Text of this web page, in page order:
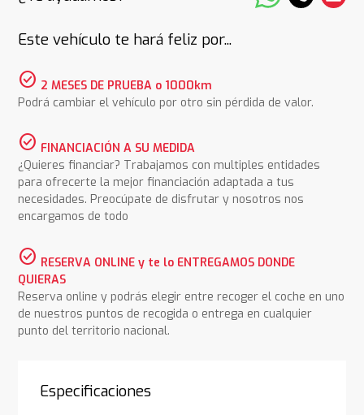
Este vehículo te hará feliz por...
check_circle 2 MESES DE PRUEBA o 1000km
Podrá cambiar el vehículo por otro sin pérdida de valor.
check_circle FINANCIACIÓN A SU MEDIDA
¿Quieres financiar? Trabajamos con multiples entidades
para ofrecerte la mejor financiación adaptada a tus
necesidades. Preocúpate de disfrutar y nosotros nos
encargamos de todo
check_circle RESERVA ONLINE y te lo ENTREGAMOS DONDE
QUIERAS
Reserva online y podrás elegir entre recoger el coche en uno
de nuestros puntos de recogida o entrega en cualquier
punto del territorio nacional.
Especificaciones